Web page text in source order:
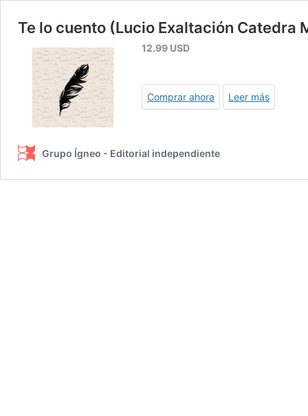
Te lo cuento (Lucio Exaltación Catedra
12.99 USD
Comprar ahora Leer más
Grupo Ígneo - Editorial independiente